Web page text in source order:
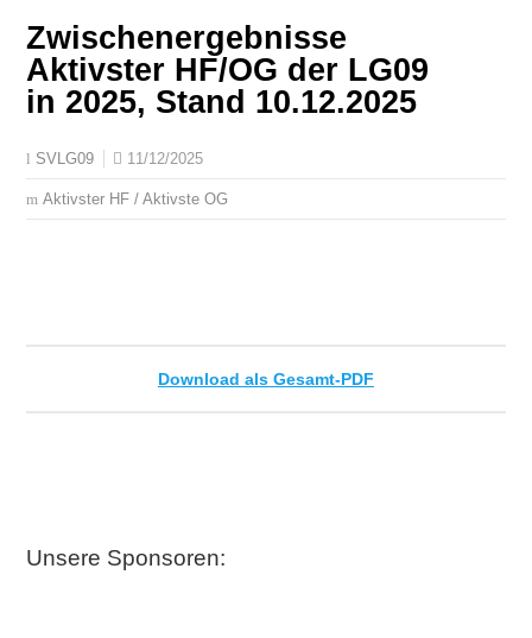
Zwischenergebnisse
Aktivster HF/OG der LG09
in 2025, Stand 10.12.2025
SVLG09 11/12/2025
Aktivster HF / Aktivste OG
Download als Gesamt-PDF
Unsere Sponsoren: